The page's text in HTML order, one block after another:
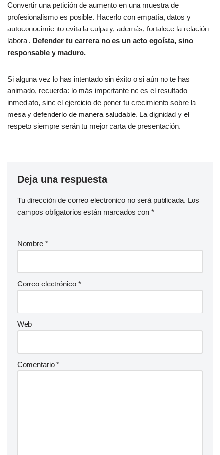
Convertir una petición de aumento en una muestra de
profesionalismo es posible. Hacerlo con empatía, datos y
autoconocimiento evita la culpa y, además, fortalece la relación
laboral. Defender tu carrera no es un acto egoísta, sino
responsable y maduro.
Si alguna vez lo has intentado sin éxito o si aún no te has
animado, recuerda: lo más importante no es el resultado
inmediato, sino el ejercicio de poner tu crecimiento sobre la
mesa y defenderlo de manera saludable. La dignidad y el
respeto siempre serán tu mejor carta de presentación.
Deja una respuesta
Tu dirección de correo electrónico no será publicada. Los
campos obligatorios están marcados con *
Nombre *
Correo electrónico *
Web
Comentario *